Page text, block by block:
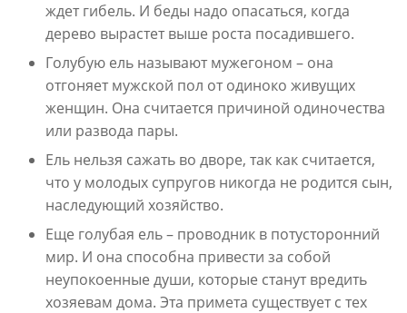
ждет гибель. И беды надо опасаться, когда
дерево вырастет выше роста посадившего.
Голубую ель называют мужегоном – она
отгоняет мужской пол от одиноко живущих
женщин. Она считается причиной одиночества
или развода пары.
Ель нельзя сажать во дворе, так как считается,
что у молодых супругов никогда не родится сын,
наследующий хозяйство.
Еще голубая ель – проводник в потусторонний
мир. И она способна привести за собой
неупокоенные души, которые станут вредить
хозяевам дома. Эта примета существует с тех